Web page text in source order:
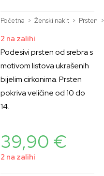
Početna > Ženski nakit > Prsten >
2 na zalihi
Podesivi prsten od srebra s
motivom listova ukrašenih
bijelim cirkonima. Prsten
pokriva veličine od 10 do
14.
39,90 €
2 na zalihi